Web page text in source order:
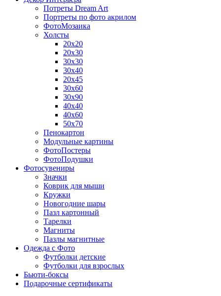
Потреты Dream Art
Портреты по фото акрилом
ФотоМозаика
Холсты
20х20
20х30
30х30
30х40
20х45
30х60
30х90
40х40
40х60
50х70
Пенокартон
Модульные картины
ФотоПостеры
ФотоПодушки
Фотоcувениры
Значки
Коврик для мыши
Кружки
Новогодние шары
Пазл картонный
Тарелки
Магниты
Пазлы магнитные
Одежда с Фото
Футболки детские
Футболки для взрослых
Бьюти-боксы
Подарочные сертификаты